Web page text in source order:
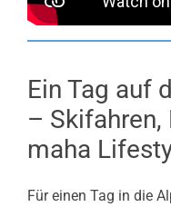
Ein Tag auf
– Skifahren,
maha
Für einen Tag in die